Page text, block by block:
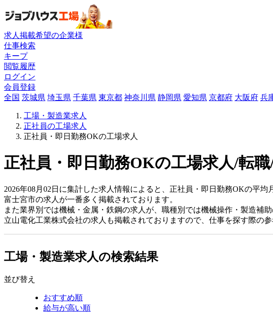
求人掲載希望の企業様
仕事検索
キープ
閲覧履歴
ログイン
会員登録
全国 茨城県 埼玉県 千葉県 東京都 神奈川県 静岡県 愛知県 京都府 大阪府 兵
工場・製造業求人
正社員の工場求人
正社員・即日勤務OKの工場求人
正社員・即日勤務OKの工場求人/転
2026年08月02日に集計した求人情報によると、正社員・即日勤務OKの平
富士宮市の求人が一番多く掲載されております。
また業界別では機械・金属・鉄鋼の求人が、職種別では機械操作・製造補
立山電化工業株式会社の求人も掲載されておりますので、仕事を探す際の参
工場・製造業求人の検索結果
並び替え
おすすめ順
給与が高い順